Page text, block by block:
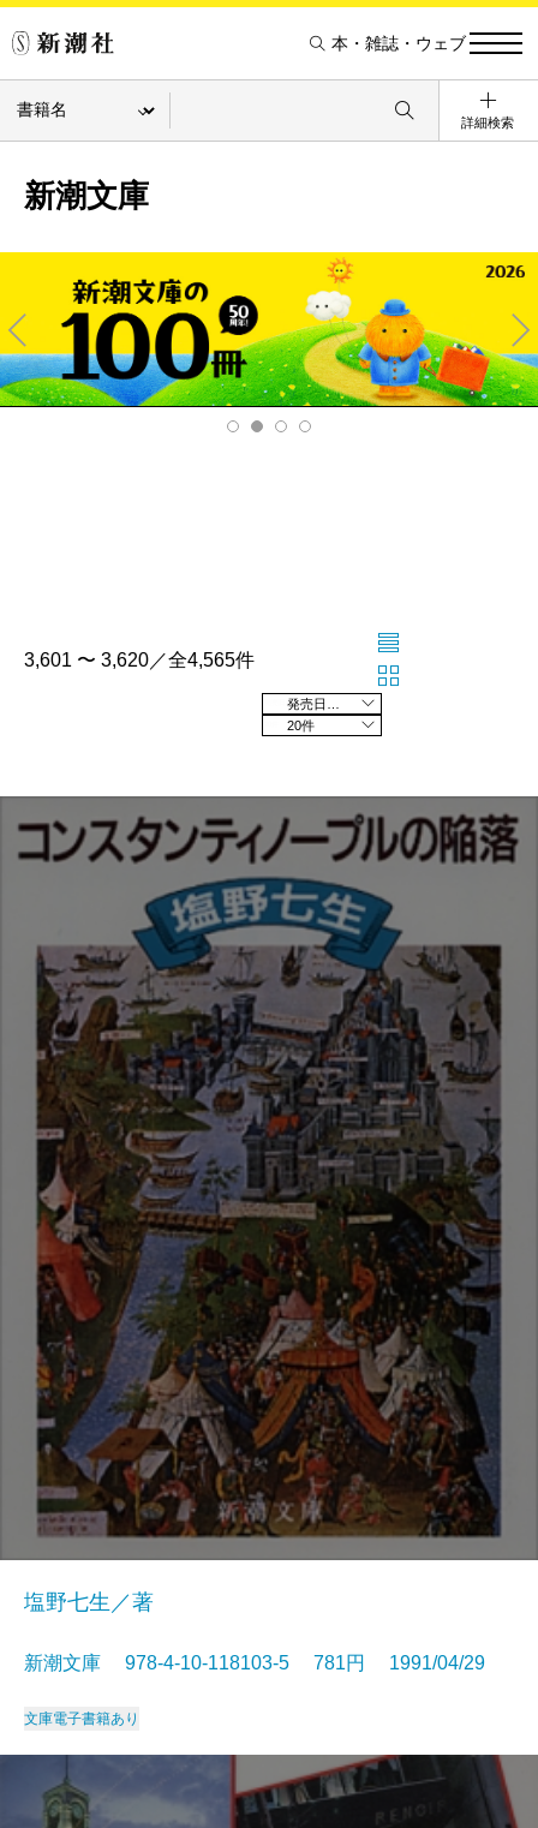
本・雑誌・ウェブ
詳細検索
新潮文庫
Pre
v
Ne
xt
3,601 〜 3,620／全4,565件
20件
塩野七生／著
新潮文庫 978-4-10-118103-5 781円 1991/04/29
文庫電子書籍あり